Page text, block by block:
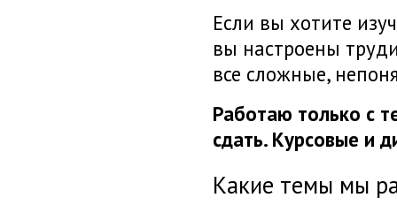
Если вы хотите
вы настроены
все сложные,
Работаю только с
сдать. Курсовые и
Какие темы мы